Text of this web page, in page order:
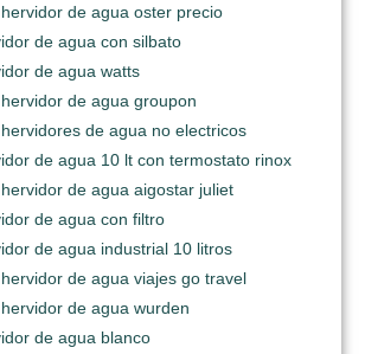
de agua oster precio
de agua con silbato
de agua watts
de agua groupon
de agua no electricos
de agua 10 lt con termostato rinox
de agua aigostar juliet
de agua con filtro
de agua industrial 10 litros
de agua viajes go travel
de agua wurden
de agua blanco